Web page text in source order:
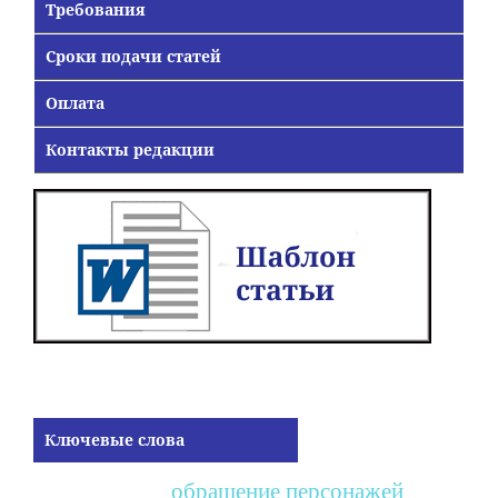
Требования
Сроки подачи статей
Оплата
Контакты редакции
Ключевые слова
обращение персонажей